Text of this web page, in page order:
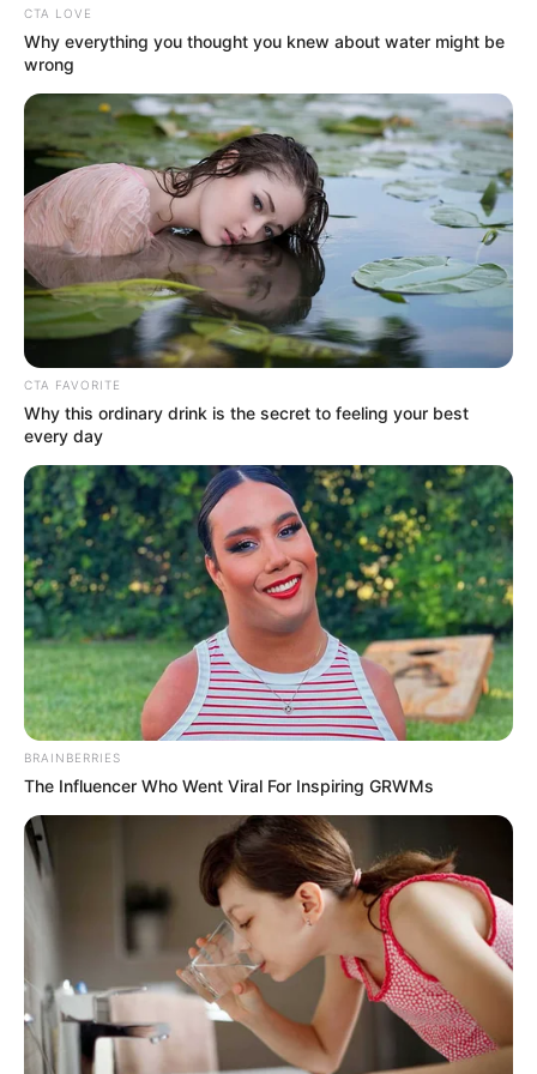
RECIBO DEL AGUA
CUNDINAMARCA
DESAPARECIDOS
CORTES DE LUZ
LOCALIDAD DE ENGATIVÁ
REGIOTRAM DE OCCIDENTE
LOCALIDAD DE SUBA
CTA LOVE
Why everything you thought you knew about water might be
wrong
CTA FAVORITE
Why this ordinary drink is the secret to feeling your best
every day
BRAINBERRIES
The Influencer Who Went Viral For Inspiring GRWMs